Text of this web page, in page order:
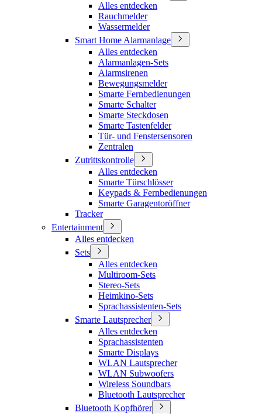
Alles entdecken
Rauchmelder
Wassermelder
Smart Home Alarmanlage
Alles entdecken
Alarmanlagen-Sets
Alarmsirenen
Bewegungsmelder
Smarte Fernbedienungen
Smarte Schalter
Smarte Steckdosen
Smarte Tastenfelder
Tür- und Fenstersensoren
Zentralen
Zutrittskontrolle
Alles entdecken
Smarte Türschlösser
Keypads & Fernbedienungen
Smarte Garagentoröffner
Tracker
Entertainment
Alles entdecken
Sets
Alles entdecken
Multiroom-Sets
Stereo-Sets
Heimkino-Sets
Sprachassistenten-Sets
Smarte Lautsprecher
Alles entdecken
Sprachassistenten
Smarte Displays
WLAN Lautsprecher
WLAN Subwoofers
Wireless Soundbars
Bluetooth Lautsprecher
Bluetooth Kopfhörer